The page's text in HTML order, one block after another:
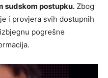
sudskom postupku. Zbog
i provjera svih dostupnih
pogrešne